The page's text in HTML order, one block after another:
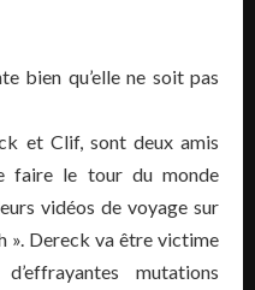
bien qu’elle ne soit pas
et Clif, sont deux amis
faire le tour du monde
vidéos de voyage sur
». Dereck va être victime
mutations